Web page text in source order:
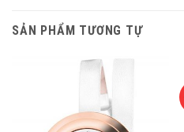
SẢN PHẨM TƯƠNG TỰ